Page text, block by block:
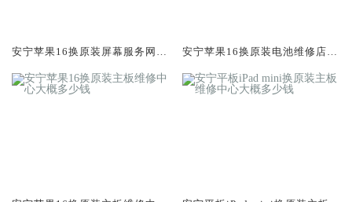
安宁苹果16换原装屏幕服务网点
安宁苹果16换原装电池维修店大